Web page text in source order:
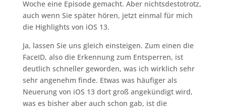
Woche eine Episode gemacht. Aber nichtsdestotrotz,
auch wenn Sie später hören, jetzt einmal für mich
die Highlights von iOS 13.
Ja, lassen Sie uns gleich einsteigen. Zum einen die
FaceID, also die Erkennung zum Entsperren, ist
deutlich schneller geworden, was ich wirklich sehr
sehr angenehm finde. Etwas was häufiger als
Neuerung von iOS 13 dort groß angekündigt wird,
was es bisher aber auch schon gab, ist die